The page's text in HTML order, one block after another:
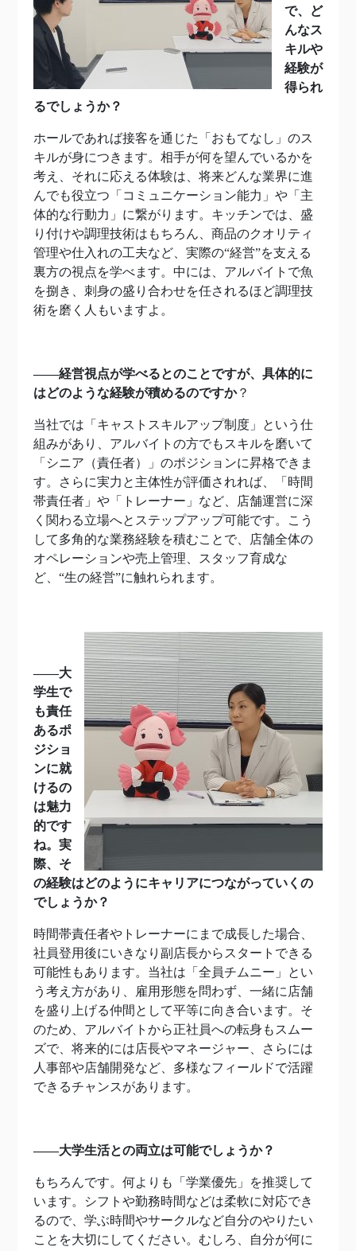
で、ど
んなス
キルや
経験が
得られ
るでしょうか？
ホールであれば接客を通じた「おもてなし」のス
キルが身につきます。相手が何を望んでいるかを
考え、それに応える体験は、将来どんな業界に進
んでも役立つ「コミュニケーション能力」や「主
体的な行動力」に繋がります。キッチンでは、盛
り付けや調理技術はもちろん、商品のクオリティ
管理や仕入れの工夫など、実際の“経営”を支える
裏方の視点を学べます。中には、アルバイトで魚
を捌き、刺身の盛り合わせを任されるほど調理技
術を磨く人もいますよ。
――経営視点が学べるとのことですが、具体的に
はどのような経験が積めるのですか？
当社では「キャストスキルアップ制度」という仕
組みがあり、アルバイトの方でもスキルを磨いて
「シニア（責任者）」のポジションに昇格できま
す。さらに実力と主体性が評価されれば、「時間
帯責任者」や「トレーナー」など、店舗運営に深
く関わる立場へとステップアップ可能です。こう
して多角的な業務経験を積むことで、店舗全体の
オペレーションや売上管理、スタッフ育成な
ど、“生の経営”に触れられます。
――大
学生で
も責任
あるポ
ジショ
ンに就
けるの
は魅力
的です
ね。実
際、そ
の経験はどのようにキャリアにつながっていくの
でしょうか？
時間帯責任者やトレーナーにまで成長した場合、
社員登用後にいきなり副店長からスタートできる
可能性もあります。当社は「全員チムニー」とい
う考え方があり、雇用形態を問わず、一緒に店舗
を盛り上げる仲間として平等に向き合います。そ
のため、アルバイトから正社員への転身もスムー
ズで、将来的には店長やマネージャー、さらには
人事部や店舗開発など、多様なフィールドで活躍
できるチャンスがあります。
――大学生活との両立は可能でしょうか？
もちろんです。何よりも「学業優先」を推奨して
います。シフトや勤務時間などは柔軟に対応でき
るので、学ぶ時間やサークルなど自分のやりたい
ことを大切にしてください。むしろ、自分が何に